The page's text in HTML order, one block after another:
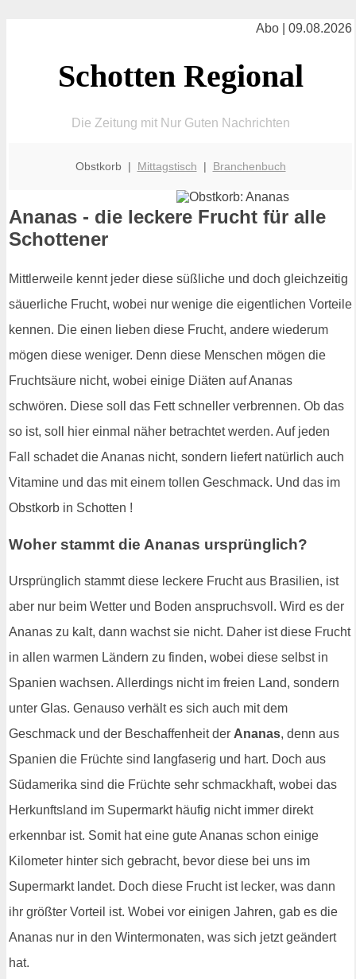
Abo | 09.08.2026
Schotten Regional
Die Zeitung mit Nur Guten Nachrichten
Obstkorb | Mittagstisch | Branchenbuch
Ananas - die leckere Frucht für alle
Schottener
Mittlerweile kennt jeder diese süßliche und doch gleichzeitig
säuerliche Frucht, wobei nur wenige die eigentlichen Vorteile
kennen. Die einen lieben diese Frucht, andere wiederum
mögen diese weniger. Denn diese Menschen mögen die
Fruchtsäure nicht, wobei einige Diäten auf Ananas
schwören. Diese soll das Fett schneller verbrennen. Ob das
so ist, soll hier einmal näher betrachtet werden. Auf jeden
Fall schadet die Ananas nicht, sondern liefert natürlich auch
Vitamine und das mit einem tollen Geschmack. Und das im
Obstkorb in Schotten !
Woher stammt die Ananas ursprünglich?
Ursprünglich stammt diese leckere Frucht aus Brasilien, ist
aber nur beim Wetter und Boden anspruchsvoll. Wird es der
Ananas zu kalt, dann wachst sie nicht. Daher ist diese Frucht
in allen warmen Ländern zu finden, wobei diese selbst in
Spanien wachsen. Allerdings nicht im freien Land, sondern
unter Glas. Genauso verhält es sich auch mit dem
Geschmack und der Beschaffenheit der Ananas, denn aus
Spanien die Früchte sind langfaserig und hart. Doch aus
Südamerika sind die Früchte sehr schmackhaft, wobei das
Herkunftsland im Supermarkt häufig nicht immer direkt
erkennbar ist. Somit hat eine gute Ananas schon einige
Kilometer hinter sich gebracht, bevor diese bei uns im
Supermarkt landet. Doch diese Frucht ist lecker, was dann
ihr größter Vorteil ist. Wobei vor einigen Jahren, gab es die
Ananas nur in den Wintermonaten, was sich jetzt geändert
hat.